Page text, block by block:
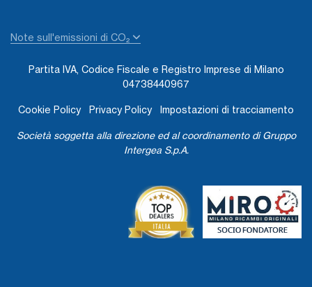
Note sull'emissioni di CO₂
Partita IVA, Codice Fiscale e Registro Imprese di Milano
04738440967
Cookie Policy Privacy Policy Impostazioni di tracciamento
Società soggetta alla direzione ed al coordinamento di Gruppo
Intergea S.p.A.